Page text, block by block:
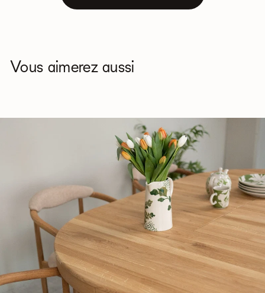
Vous aimerez aussi